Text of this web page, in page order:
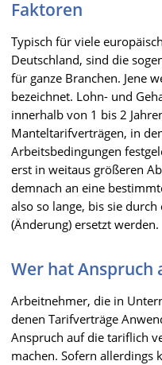
Faktoren
Typisch für viele
Deutschland, sind die
für ganze Branchen. Jene
bezeichnet. Lohn- und
innerhalb von 1 bis 2
Manteltarifverträgen, in
Arbeitsbedingungen
erst in weitaus größeren
demnach an eine
also so lange, bis sie
(Änderung) ersetzt werden.
Wer hat Anspruch
Arbeitnehmer, die in
denen Tarifverträge
Anspruch auf die tariflich
machen. Sofern allerdings